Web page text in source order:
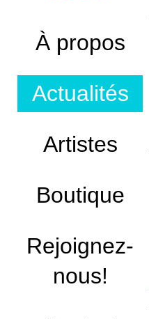
À propos
Actualités
Artistes
Boutique
Rejoignez-
nous!